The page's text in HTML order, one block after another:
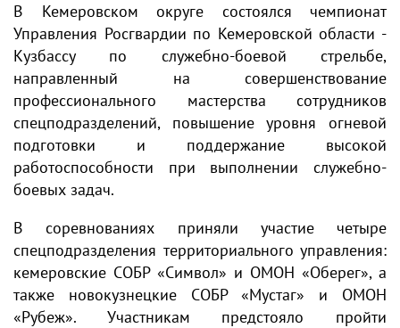
В Кемеровском округе состоялся чемпионат
Управления Росгвардии по Кемеровской области -
Кузбассу по служебно-боевой стрельбе,
направленный на совершенствование
профессионального мастерства сотрудников
спецподразделений, повышение уровня огневой
подготовки и поддержание высокой
работоспособности при выполнении служебно-
боевых задач.
В соревнованиях приняли участие четыре
спецподразделения территориального управления:
кемеровские СОБР «Символ» и ОМОН «Оберег», а
также новокузнецкие СОБР «Мустаг» и ОМОН
«Рубеж». Участникам предстояло пройти